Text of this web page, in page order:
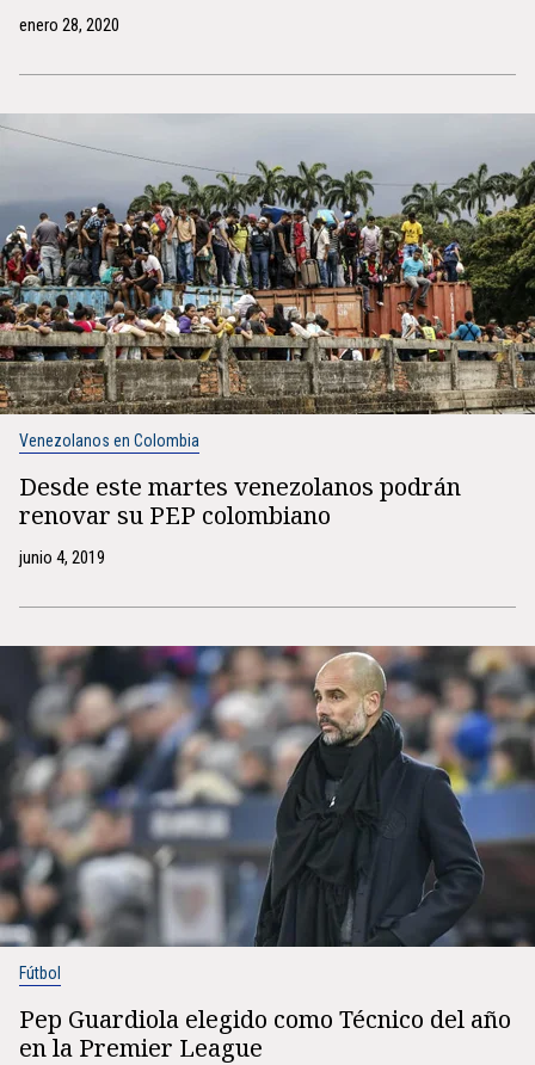
enero 28, 2020
Venezolanos en Colombia
Desde este martes venezolanos podrán
renovar su PEP colombiano
junio 4, 2019
Fútbol
Pep Guardiola elegido como Técnico del año
en la Premier League